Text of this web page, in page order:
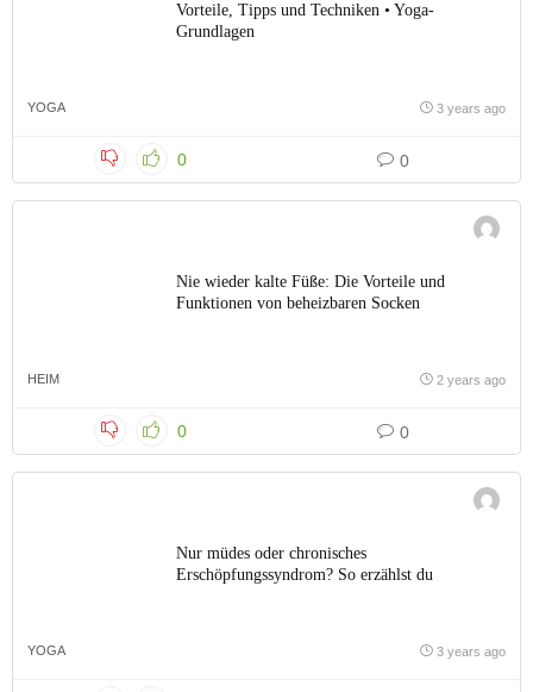
Vorteile, Tipps und Techniken • Yoga-
Grundlagen
YOGA 3 years ago
0 0
Nie wieder kalte Füße: Die Vorteile und
Funktionen von beheizbaren Socken
HEIM 2 years ago
0 0
Nur müdes oder chronisches
Erschöpfungssyndrom? So erzählst du
YOGA 3 years ago